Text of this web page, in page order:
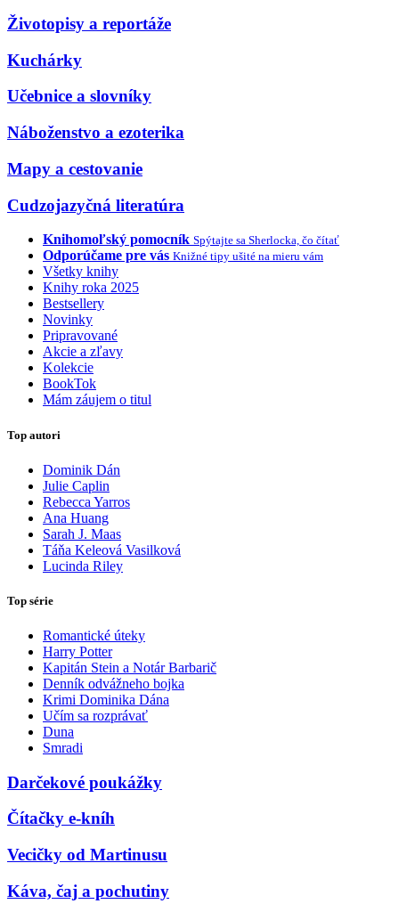
Životopisy a reportáže
Kuchárky
Učebnice a slovníky
Náboženstvo a ezoterika
Mapy a cestovanie
Cudzojazyčná literatúra
Knihomoľský pomocník Spýtajte sa Sherlocka, čo čítať
Odporúčame pre vás Knižné tipy ušité na mieru vám
Všetky knihy
Knihy roka 2025
Bestsellery
Novinky
Pripravované
Akcie a zľavy
Kolekcie
BookTok
Mám záujem o titul
Top autori
Dominik Dán
Julie Caplin
Rebecca Yarros
Ana Huang
Sarah J. Maas
Táňa Keleová Vasilková
Lucinda Riley
Top série
Romantické úteky
Harry Potter
Kapitán Stein a Notár Barbarič
Denník odvážneho bojka
Krimi Dominika Dána
Učím sa rozprávať
Duna
Smradi
Darčekové poukážky
Čítačky e-kníh
Vecičky od Martinusu
Káva, čaj a pochutiny